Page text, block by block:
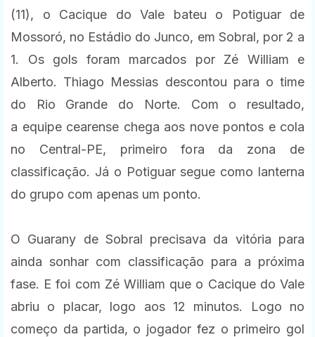
(11), o Cacique do Vale bateu o Potiguar de
Mossoró, no Estádio do Junco, em Sobral, por 2 a
1. Os gols foram marcados por Zé William e
Alberto. Thiago Messias descontou para o time
do Rio Grande do Norte. Com o resultado,
a equipe cearense chega aos nove pontos e cola
no Central-PE, primeiro fora da zona de
classificação. Já o Potiguar segue como lanterna
do grupo com apenas um ponto.
O Guarany de Sobral precisava da vitória para
ainda sonhar com classificação para a próxima
fase. E foi com Zé William que o Cacique do Vale
abriu o placar, logo aos 12 minutos. Logo no
começo da partida, o jogador fez o primeiro gol